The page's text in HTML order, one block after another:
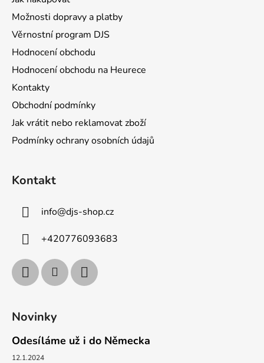
Možnosti dopravy a platby
Věrnostní program DJS
Hodnocení obchodu
Hodnocení obchodu na Heurece
Kontakty
Obchodní podmínky
Jak vrátit nebo reklamovat zboží
Podmínky ochrany osobních údajů
Kontakt
info@djs-shop.cz
+420776093683
Novinky
Odesíláme už i do Německa
12.1.2024